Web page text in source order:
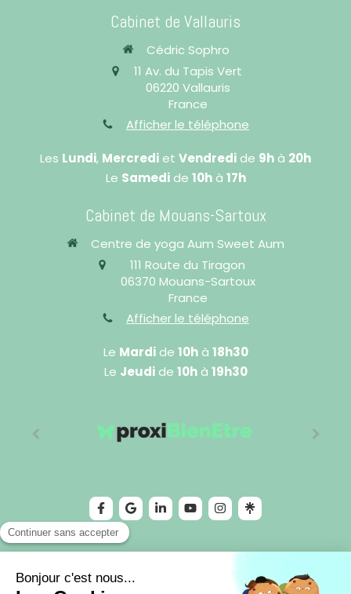
Cabinet de Vallauris
Cédric Sophro
11 Av. du Tapis Vert
06220 Vallauris
France
Afficher le téléphone
Les Lundi, Mercredi et Vendredi de 9h à 20h
Le Samedide 10hà 17h
Cabinet de Mouans-Sartoux
Centre de yoga Aum Sweet Aum
111 Route du Tiragon
06370 Mouans-Sartoux
France
Afficher le téléphone
Le Mardide 10hà 18h30
Le Jeudide 10hà 19h30